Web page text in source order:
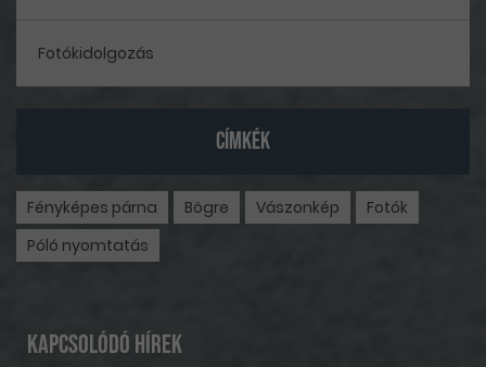
Fotókidolgozás
CÍMKÉK
Fényképes párna Bögre Vászonkép
Fotók
Póló nyomtatás
Kapcsolódó hírek